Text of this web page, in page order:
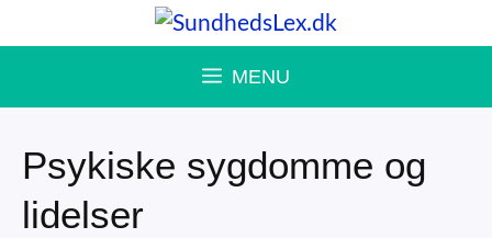
til
MENU
Psykiske sygdomme og
lidelser